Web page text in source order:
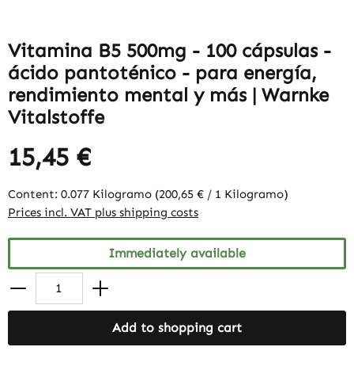
Vitamina B5 500mg - 100 cápsulas -
ácido pantoténico - para energía,
rendimiento mental y más | Warnke
Vitalstoffe
15,45 €
Content: 0.077 Kilogramo (200,65 € / 1 Kilogramo)
Prices incl. VAT plus shipping costs
Immediately available
Add to shopping cart